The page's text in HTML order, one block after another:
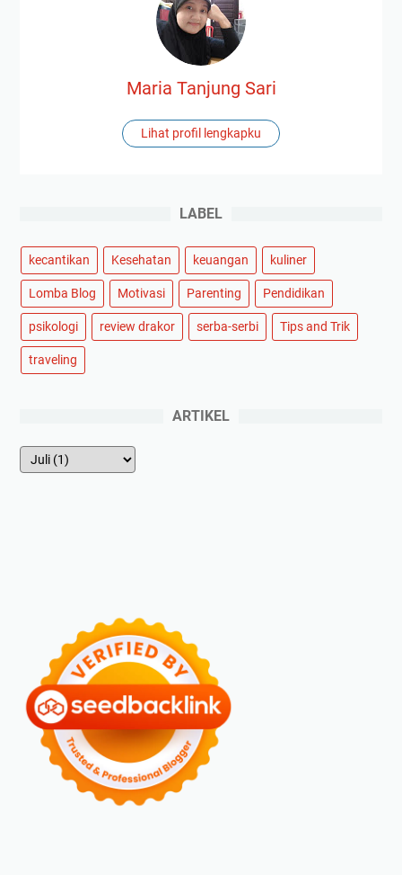
Maria Tanjung Sari
Lihat profil lengkapku
LABEL
kecantikan Kesehatan keuangan kuliner
Lomba Blog Motivasi Parenting Pendidikan
psikologi review drakor serba-serbi Tips and Trik
traveling
ARTIKEL